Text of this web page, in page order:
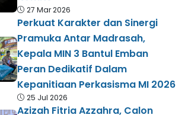
27 Mar 2026
Perkuat Karakter dan Sinergi
Pramuka Antar Madrasah,
Kepala MIN 3 Bantul Emban
Peran Dedikatif Dalam
Kepanitiaan Perkasisma MI 2026
25 Jul 2026
Azizah Fitria Azzahra, Calon